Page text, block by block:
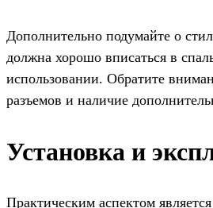
Дополнительно подумайте о
должна хорошо вписаться в
использовании. Обратите
разъемов и наличие
Установка и
Практическим аспектом